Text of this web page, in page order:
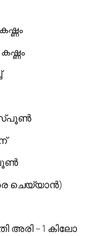
ചെയ്യാൻ)
അരി – 1 കിലോ